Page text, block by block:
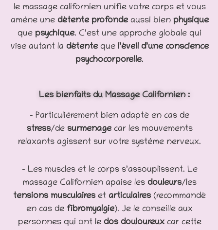
le massage californien unifie votre corps et vous
amène une détente profondeaussi bien physique
que psychique. C’est une approche globale qui
vise autant la détenteque l’éveil d’une conscience
psychocorporelle.
Les bienfaits du Massage Californien :
– Particulièrement bien adapté en cas de
stress/de surmenagecar les mouvements
relaxants agissent sur votre système nerveux.
– Les muscles et le corps s’assouplissent. Le
massage Californien apaise les douleurs/les
tensions musculaires et articulaires (recommandé
en cas de fibromyalgie). Je le conseille aux
personnes qui ont le dos douloureuxcar cette